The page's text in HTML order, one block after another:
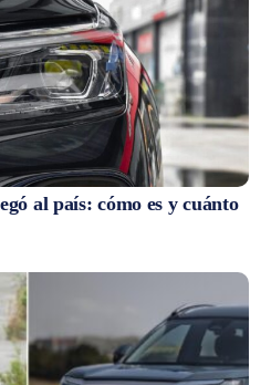
al país: cómo es y cuánto